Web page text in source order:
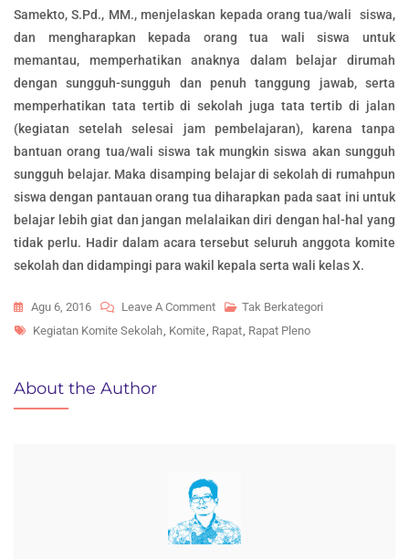
Samekto, S.Pd., MM., menjelaskan kepada orang tua/wali siswa,
dan mengharapkan kepada orang tua wali siswa untuk
memantau, memperhatikan anaknya dalam belajar dirumah
dengan sungguh-sungguh dan penuh tanggung jawab, serta
memperhatikan tata tertib di sekolah juga tata tertib di jalan
(kegiatan setelah selesai jam pembelajaran), karena tanpa
bantuan orang tua/wali siswa tak mungkin siswa akan sungguh
sungguh belajar. Maka disamping belajar di sekolah di rumahpun
siswa dengan pantauan orang tua diharapkan pada saat ini untuk
belajar lebih giat dan jangan melalaikan diri dengan hal-hal yang
tidak perlu. Hadir dalam acara tersebut seluruh anggota komite
sekolah dan didampingi para wakil kepala serta wali kelas X.
Agu 6, 2016 Leave A CommentOn
Rapat
Tahun
Pelajaran
2016/2017
Tak Berkategori
Tags
Kegiatan Komite Sekolah Komite Rapat Rapat Pleno
About the Author